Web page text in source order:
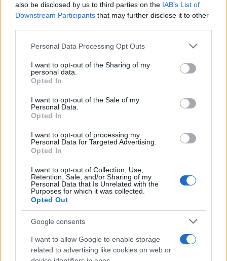
also be disclosed by us to third parties on the IAB’s List of
Downstream Participants that may further disclose it to other
Please note that this website/app uses one or more Google
not limited to your visit or usage behaviour. You may click to
grant or deny consent to Google and its third-party tags to
use your data for below specified purposes in below Google
consent section.
Personal Data Processing Opt Outs
I want to opt-out of the Sharing of my
personal data.
Opted In
I want to opt-out of the Sale of my
Personal Data.
Opted In
I want to opt-out of processing my
Personal Data for Targeted Advertising.
Opted In
I want to opt-out of Collection, Use,
Retention, Sale, and/or Sharing of my
Personal Data that Is Unrelated with the
Purposes for which it was collected.
Opted Out
Google consents
I want to allow Google to enable storage
related to advertising like cookies on web or
4 mesi fa
custom made
può ricadere solo sui conducenti. Ciò che serve è un
intervento strutturale da parte della politica, un
sicure. La domanda è: chi si assumerà questa
responsabilità? O continueremo a vivere nella paura
di inciampare in un nuovo dramma? La sicurezza
stradale è un diritto, non un lusso.
Ostia: il blitz che
svela il marcio a
cielo aperto della
criminalità
Successiva
Le tre campanelle
un campo di
battaglia per la